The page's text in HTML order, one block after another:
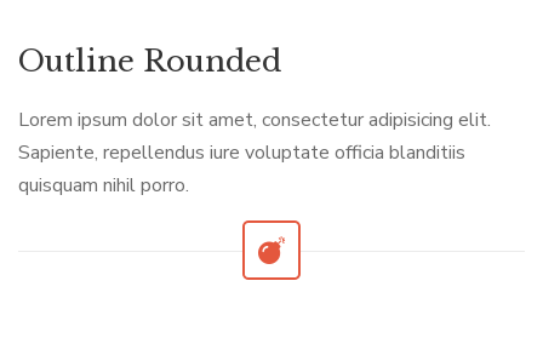
Outline Rounded
Lorem ipsum dolor sit amet, consectetur adipisicing elit.
Sapiente, repellendus iure voluptate officia blanditiis
quisquam nihil porro.